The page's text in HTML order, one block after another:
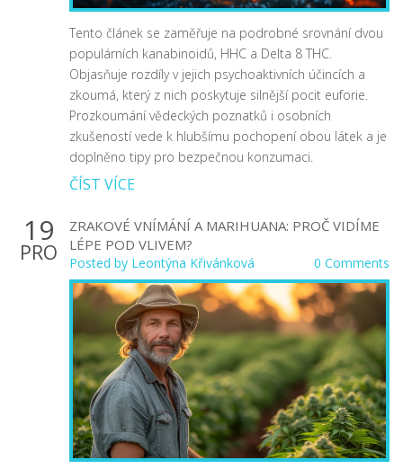
Tento článek se zaměřuje na podrobné srovnání dvou
populárních kanabinoidů, HHC a Delta 8 THC.
Objasňuje rozdíly v jejich psychoaktivních účincích a
zkoumá, který z nich poskytuje silnější pocit euforie.
Prozkoumání vědeckých poznatků i osobních
zkušeností vede k hlubšímu pochopení obou látek a je
doplněno tipy pro bezpečnou konzumaci.
ČÍST VÍCE
19
PRO
ZRAKOVÉ VNÍMÁNÍ A MARIHUANA: PROČ VIDÍME
LÉPE POD VLIVEM?
Posted by Leontýna Křivánková 0 Comments